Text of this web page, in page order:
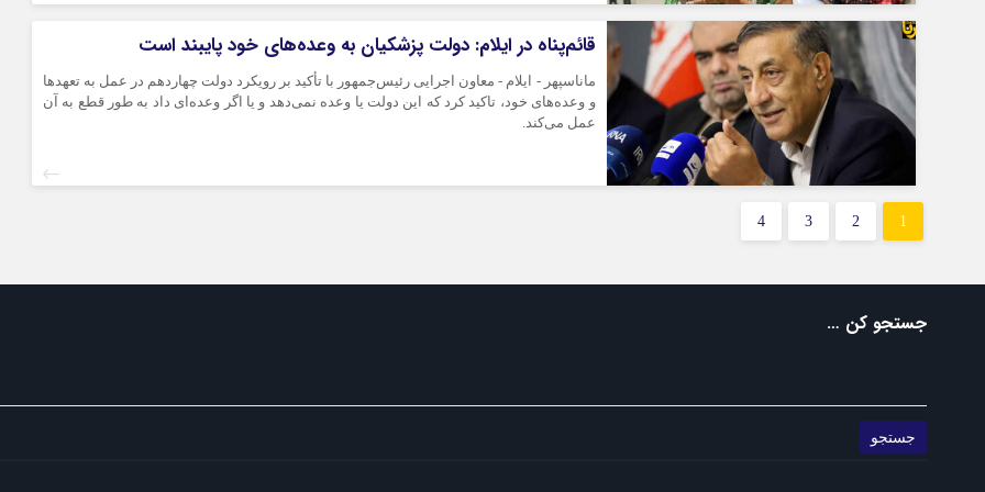
گیلان
یزد
قائم‌پناه در ایلام: دولت پزشکیان به وعده‌های خود پایبند است
ماناسپهر - ایلام - معاون اجرایی رئیس‌جمهور با تأکید بر رویکرد دولت چهاردهم در عمل به تعهدها
و وعده‌های خود، تاکید کرد که این دولت یا وعده نمی‌دهد و یا اگر وعده‌ای داد به طور قطع به آن
عمل می‌کند.
1
2
3
4
جستجو کن …